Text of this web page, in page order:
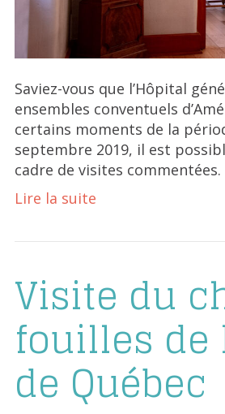
Saviez-vous que l’Hôpital
ensembles conventuels
certains moments de la
septembre 2019, il est
cadre de visites
Lire la suite
Visite du
fouilles de
de Québec